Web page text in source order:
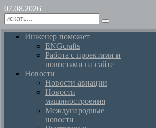
07.08.2026
Инженер поможет
ENGcrafts
Работа с проектами и
новостями на сайте
Новости
Новости авиации
Новости
машиностроения
Международные
новости